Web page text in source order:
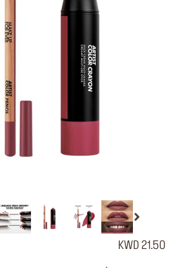
21.50 KWD